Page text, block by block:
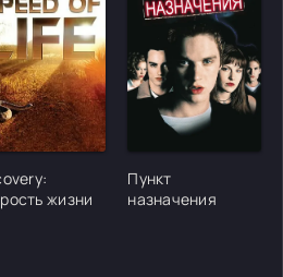
жизни
Пункт
назначения